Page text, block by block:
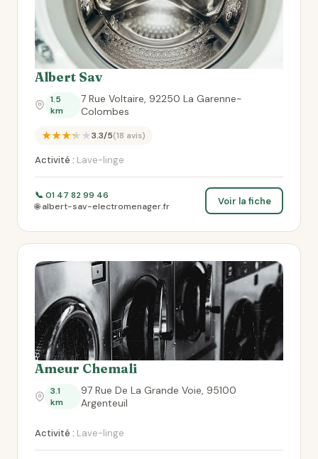
Albert Sav
1.5
km
7 Rue Voltaire, 92250 La Garenne-
Colombes
★★★★★3.3/5(18 avis)
Activité : Lave-linge
📞 01 47 82 99 46
🌐 albert-sav-electromenager.fr
Voir la fiche
Ameur Chemali
3.1
km
97 Rue De La Grande Voie, 95100
Argenteuil
Activité : Lave-linge